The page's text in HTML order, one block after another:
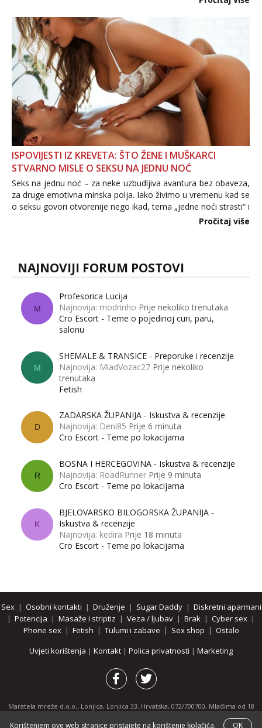
informacija, jer nepoznata osoba još nije zaslužila to
povjerenje. Takođe...
ISPOVIJESTI IZ KREVETA: ŠTO ŽENE I MUŠKARCI
STVARNO MISLE O SEKSU NA JEDNU NOĆ
Seks na jednu noć – za neke uzbudljiva avantura bez obaveza,
za druge emotivna minska polja. Iako živimo u vremenu kad se
o seksu govori otvorenije nego ikad, tema „jedne noći strasti“ i
dalje izaziva burne rasprave. Što zapravo misle žene, a što
Pročitaj više
NAJNOVIJI FORUM POSTOVI
M
Profesorica Lucija
Najnovija: modrinho Prije nekoliko trenutaka
Cro Escort - Teme o pojedinoj curi, paru,
salonu
M
SHEMALE & TRANSICE - Preporuke i recenzije
Najnovija: MladVozac27 Prije nekoliko
trenutaka
Fetish
D
ZADARSKA ŽUPANIJA - Iskustva & recenzije
Najnovija: Deni85 Prije 6 minuta
Cro Escort - Teme po lokacijama
R
BOSNA I HERCEGOVINA - Iskustva & recenzije
Najnovija: RoadRunner Prije 9 minuta
Cro Escort - Teme po lokacijama
K
BJELOVARSKO BILOGORSKA ŽUPANIJA -
Iskustva & recenzije
Najnovija: kedira Prije 18 minuta
Cro Escort - Teme po lokacijama
Sex| Osobni kontakti | Druženje | Sugar Daddy| Diskretni aparmani
| Potencija | Masaže i striptiz | Veza / ljubav | Brak | Cyber sex |
Phone sex| Fetish | Tulumi i zabave | Sex shop | Ostalo
Uvjeti korištenja | Kontakt | Polica privatnosti | Marketing
Maratela mreže d.o.o., Lonjica, Lonjica 33, Hrvatska, 072/700700, Mlađima od 18
godina zabranjeno je pregledavanje stranice i svih njenih dijelova.
Partnerski portali:osobnikontakti.com|hotline.hr|ThePornDude.com
Korištenjem ove web stranice pristajete na korištenje kolačića. OK